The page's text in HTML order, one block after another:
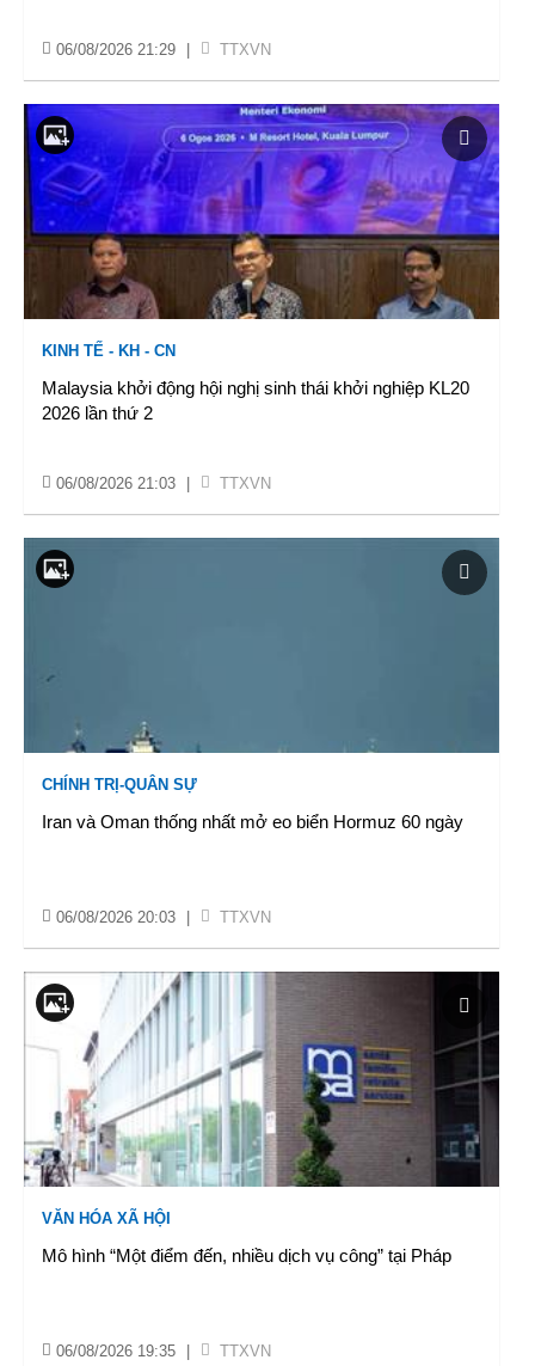
06/08/2026 21:29 TTXVN
KINH TẾ - KH - CN
Malaysia khởi động hội nghị sinh thái khởi nghiệp KL20
2026 lần thứ 2
06/08/2026 21:03 TTXVN
CHÍNH TRỊ-QUÂN SỰ
Iran và Oman thống nhất mở eo biển Hormuz 60 ngày
06/08/2026 20:03 TTXVN
VĂN HÓA XÃ HỘI
Mô hình “Một điểm đến, nhiều dịch vụ công” tại Pháp
06/08/2026 19:35 TTXVN